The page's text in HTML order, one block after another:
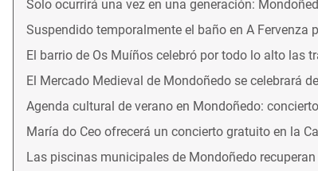
Solo ocurrirá una vez en una generación:
Suspendido temporalmente el baño en A Fervenza
El barrio de Os Muíños celebró por todo lo alto las
El Mercado Medieval de Mondoñedo se celebrará
Agenda cultural de verano en Mondoñedo:
María do Ceo ofrecerá un concierto gratuito en la
Las piscinas municipales de Mondoñedo